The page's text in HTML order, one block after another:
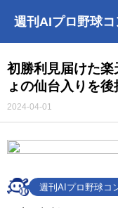
週刊AIプロ野球
初勝利見届けた
ょの仙台入りを
2024-04-01
週刊AIプロ野球コ